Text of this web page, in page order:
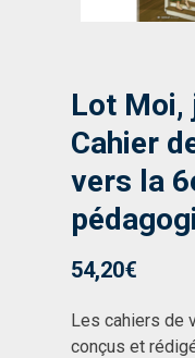
Lot Moi,
Cahier
vers la
54,20€
Les cahiers de
conçus et